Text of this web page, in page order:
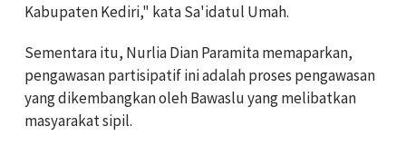
Kabupaten Kediri," kata Sa'idatul Umah.
Sementara itu, Nurlia Dian Paramita memaparkan,
pengawasan partisipatif ini adalah proses pengawasan
yang dikembangkan oleh Bawaslu yang melibatkan
masyarakat sipil.